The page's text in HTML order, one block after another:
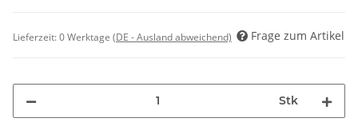
Lieferzeit:0 Werktage (DE - Ausland abweichend) Frage zum Artikel
Stk